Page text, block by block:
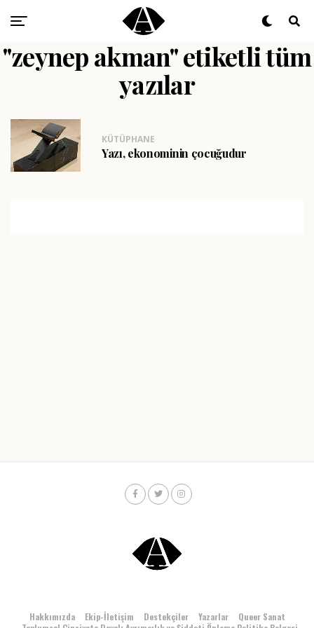
"zeynep akman" etiketli tüm
yazılar
KÜTÜPHANE
Yazı, ekonominin çocuğudur
Hakkımızda Ekip-İletişim Destekçiler Yazarlar
Queer Sanat